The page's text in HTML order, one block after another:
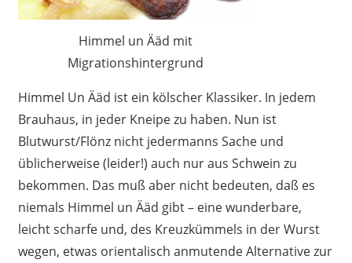
Himmel un Ääd mit
Migrationshintergrund
Himmel Un Ääd ist ein kölscher Klassiker. In jedem
Brauhaus, in jeder Kneipe zu haben. Nun ist
Blutwurst/Flönz nicht jedermanns Sache und
üblicherweise (leider!) auch nur aus Schwein zu
bekommen. Das muß aber nicht bedeuten, daß es
niemals Himmel un Ääd gibt – eine wunderbare,
leicht scharfe und, des Kreuzkümmels in der Wurst
wegen, etwas orientalisch anmutende Alternative zur